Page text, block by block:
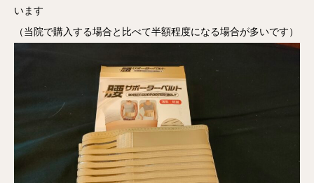
います
（当院で購入する場合と比べて半額程度になる場合が多いです）